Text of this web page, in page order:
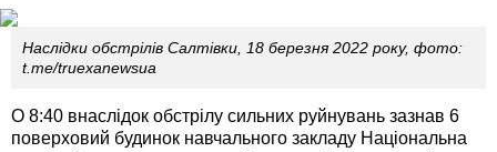
Наслідки обстрілів Салтівки, 18 березня 2022 року, фото:
t.me/truexanewsua
О 8:40 внаслідок обстрілу сильних руйнувань зазнав 6
поверховий будинок навчального закладу Національна